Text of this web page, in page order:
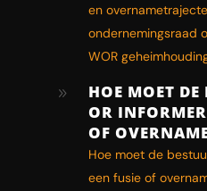
en
ondernemingsraad
WOR
9
HOE MOET DE
OR
OF
Hoe moet de
een fusie of